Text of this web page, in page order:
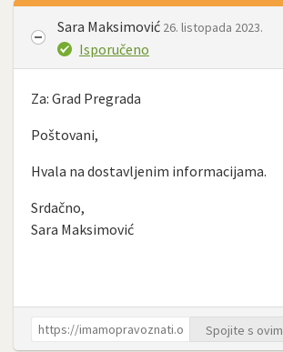
Sara Maksimović 26. listopada 2023.
Isporučeno
Za: Grad Pregrada
Poštovani,
Hvala na dostavljenim informacijama.
Srdačno,
Sara Maksimović
Spojite s ovim